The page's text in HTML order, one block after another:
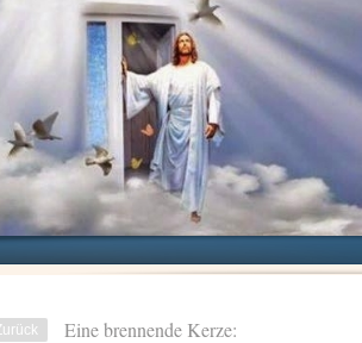
Eine brennende Kerze: